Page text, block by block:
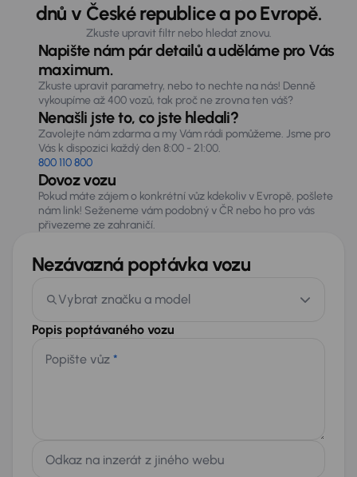
dnů v České republice a po Evropě.
Zkuste upravit filtr nebo hledat znovu.
Napište nám pár detailů a uděláme pro Vás
maximum.
Zkuste upravit parametry, nebo to nechte na nás! Denně
vykoupíme až 400 vozů, tak proč ne zrovna ten váš?
Nenašli jste to, co jste hledali?
Zavolejte nám zdarma a my Vám rádi pomůžeme. Jsme pro
Vás k dispozici každý den 8:00 - 21:00.
800 110 800
Dovoz vozu
Pokud máte zájem o konkrétní vůz kdekoliv v Evropě, pošlete
nám link! Seženeme vám podobný v ČR nebo ho pro vás
přivezeme ze zahraničí.
Nezávazná poptávka vozu
Vybrat značku a model
Popis poptávaného vozu
Popište vůz *
Odkaz na inzerát z jiného webu